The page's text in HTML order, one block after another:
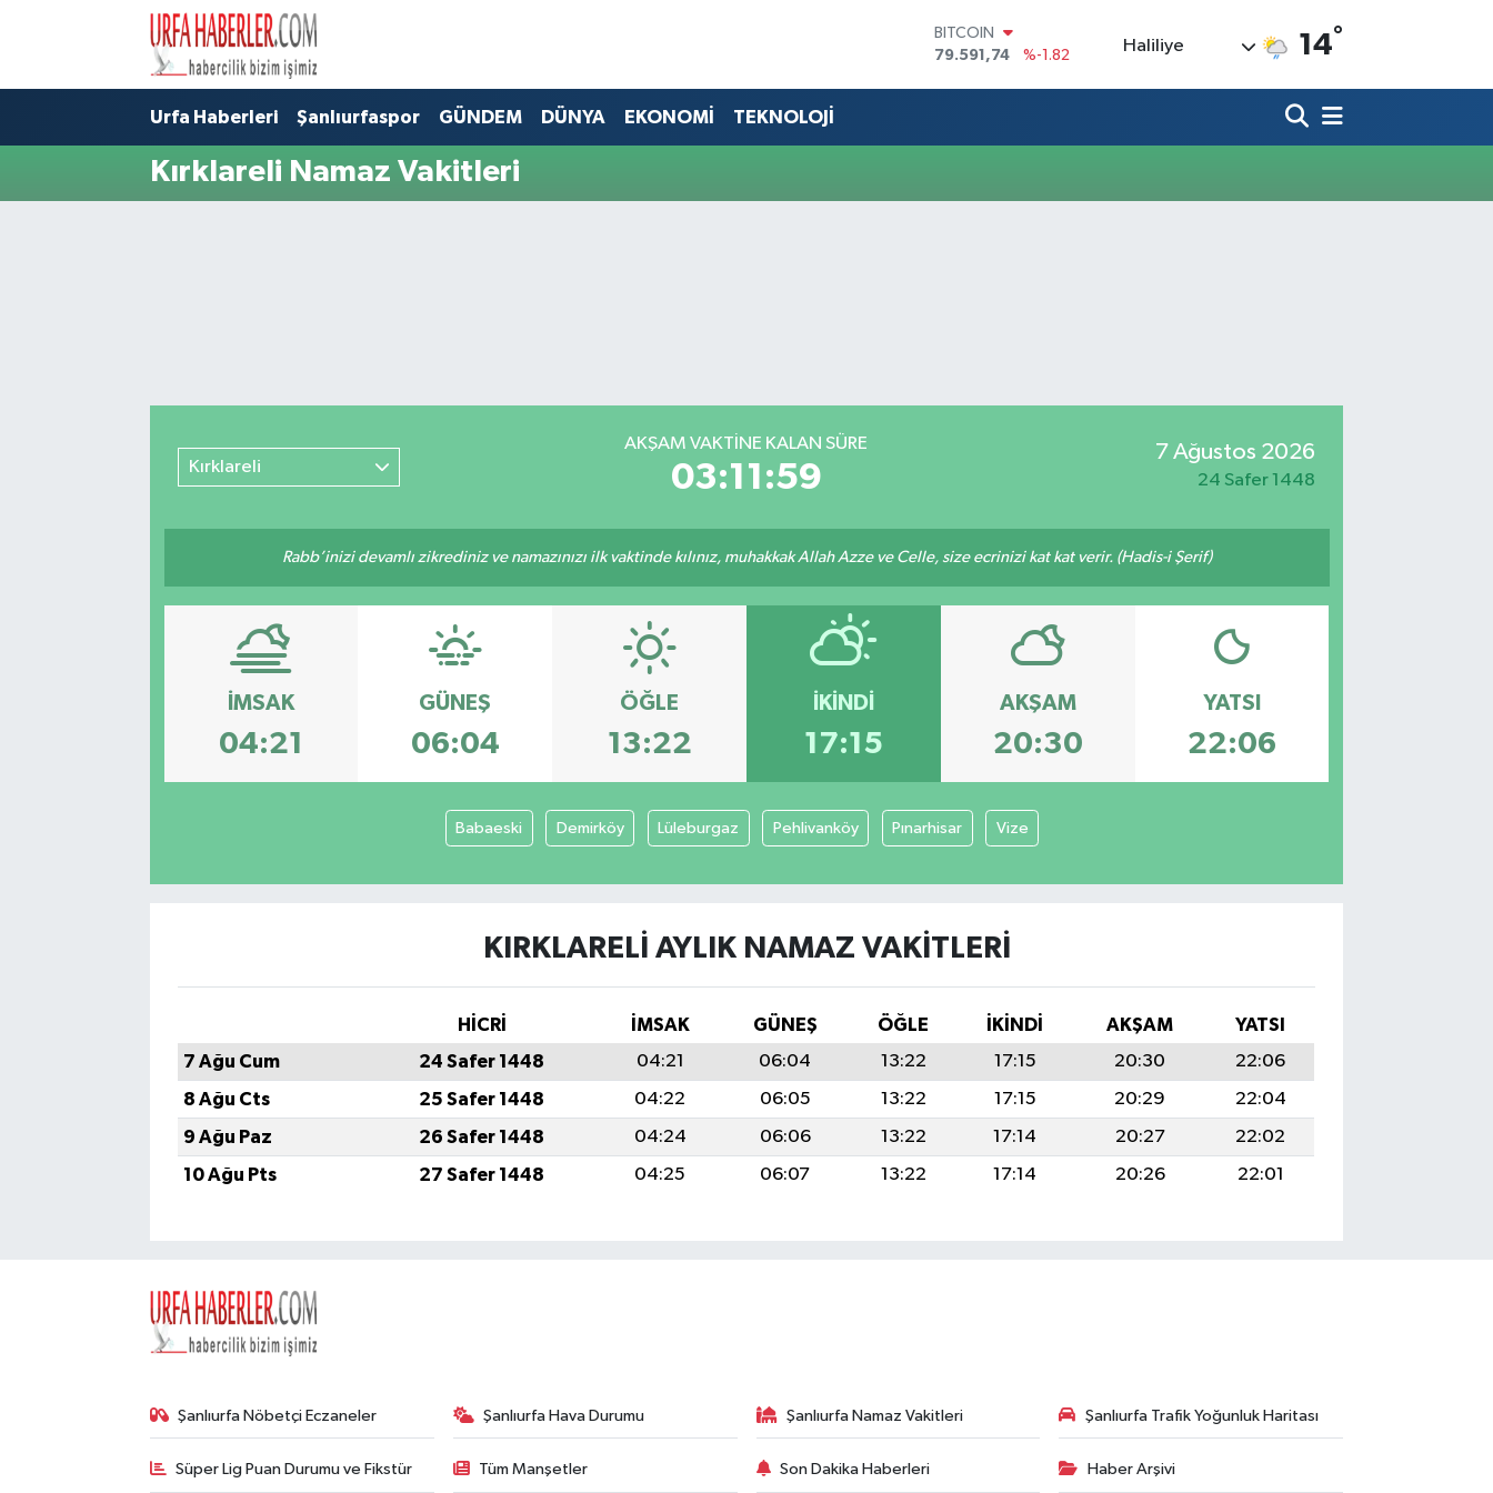
BITCOIN
79.591,74
%-1.82
53,38690
%0.19
Haliliye 14°
Urfa Haberleri Şanlıurfaspor GÜNDEM DÜNYA EKONOMİ TEKNOLOJİ
Kırklareli Namaz Vakitleri
Kırklareli
AKŞAM VAKTİNE KALAN SÜRE
03:11:59
7 Ağustos 2026
24 Safer 1448
Rabb’inizi devamlı zikrediniz ve namazınızı ilk vaktinde kılınız, muhakkak Allah Azze ve Celle, size ecrinizi kat kat verir. (Hadis-i Şerif)
İMSAK
04:21
GÜNEŞ
06:04
ÖĞLE
13:22
İKINDI
17:15
AKŞAM
20:30
YATSI
22:06
Babaeski Demirköy Lüleburgaz Pehlivanköy Pınarhisar Vize
KIRKLARELI AYLIK NAMAZ VAKITLERI
HİCRİ İMSAK GÜNEŞ ÖĞLE İKINDI AKŞAM
YATSI
7 Ağu Cum
24 Safer 1448 04:21 06:04 13:22 17:15 20:30
22:06
8 Ağu Cts
25 Safer 1448 04:22 06:05 13:22 17:15 20:29
22:04
9 Ağu Paz
26 Safer 1448 04:24 06:06 13:22 17:14 20:27
22:02
10 Ağu Pts
27 Safer 1448 04:25 06:07 13:22 17:14 20:26 22:01
Şanlıurfa Nöbetçi Eczaneler Şanlıurfa Hava Durumu Şanlıurfa Namaz Vakitleri Şanlıurfa Trafik Yoğunluk Haritası
Süper Lig Puan Durumu ve Fikstür Tüm Manşetler Son Dakika Haberleri Haber Arşivi
Şanlıurfa Nöbetçi Eczaneler
Şanlıurfa Namaz Vakitleri